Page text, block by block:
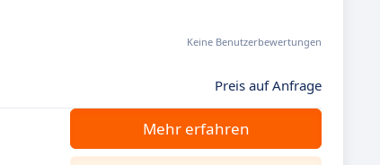
Keine Benutzerbewertungen
Preis auf Anfrage
Mehr erfahren